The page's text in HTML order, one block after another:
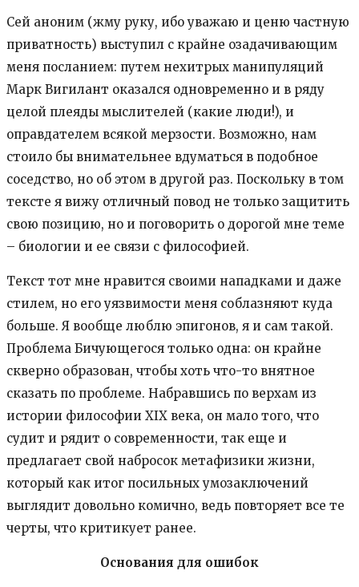
Сей аноним (жму руку, ибо уважаю и ценю частную
приватность) выступил с крайне озадачивающим
меня посланием: путем нехитрых манипуляций
Марк Вигилант оказался одновременно и в ряду
целой плеяды мыслителей (какие люди!), и
оправдателем всякой мерзости. Возможно, нам
стоило бы внимательнее вдуматься в подобное
соседство, но об этом в другой раз. Поскольку в том
тексте я вижу отличный повод не только защитить
свою позицию, но и поговорить о дорогой мне теме
– биологии и ее связи с философией.
Текст тот мне нравится своими нападками и даже
стилем, но его уязвимости меня соблазняют куда
больше. Я вообще люблю эпигонов, я и сам такой.
Проблема Бичующегося только одна: он крайне
скверно образован, чтобы хоть что-то внятное
сказать по проблеме. Набравшись по верхам из
истории философии XIX века, он мало того, что
судит и рядит о современности, так еще и
предлагает свой набросок метафизики жизни,
который как итог посильных умозаключений
выглядит довольно комично, ведь повторяет все те
черты, что критикует ранее.
Основания для ошибок